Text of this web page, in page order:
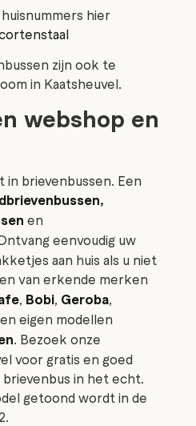
hier
zijn ook te
in Kaatsheuvel.
webshop en
in brievenbussen. Een
,
en
eenvoudig uw
aan huis als u niet
van erkende merken
, Bobi, Geroba,
en eigen modellen
. Bezoek onze
voor gratis en goed
in het echt.
getoond wordt in de